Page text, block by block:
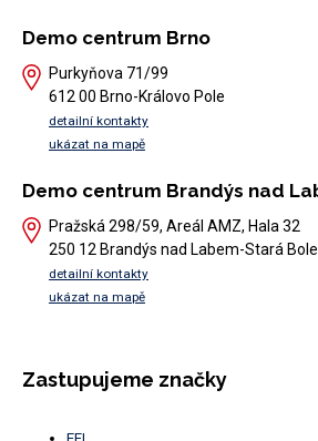
Demo centrum Brno
Purkyňova 71/99
612 00 Brno-Královo Pole
detailní kontakty
ukázat na mapě
Demo centrum Brandýs nad
Pražská 298/59, Areál AMZ, Hala 32
250 12 Brandýs nad Labem-Stará
detailní kontakty
ukázat na mapě
Zastupujeme značky